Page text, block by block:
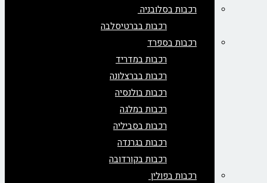
רכבות בסלובניה
רכבות בברטיסלבה
רכבות בספרד
רכבות במדריד
רכבות בברצלונה
רכבות בולנסיה
רכבות במלגה
רכבות בסביליה
רכבות בגרנדה
רכבות בקורדובה
רכבות בפולין